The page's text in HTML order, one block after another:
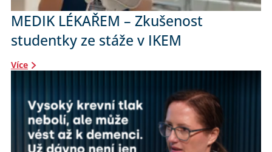
MEDIK LÉKAŘEM – Zkušenost
studentky ze stáže v IKEM
Více